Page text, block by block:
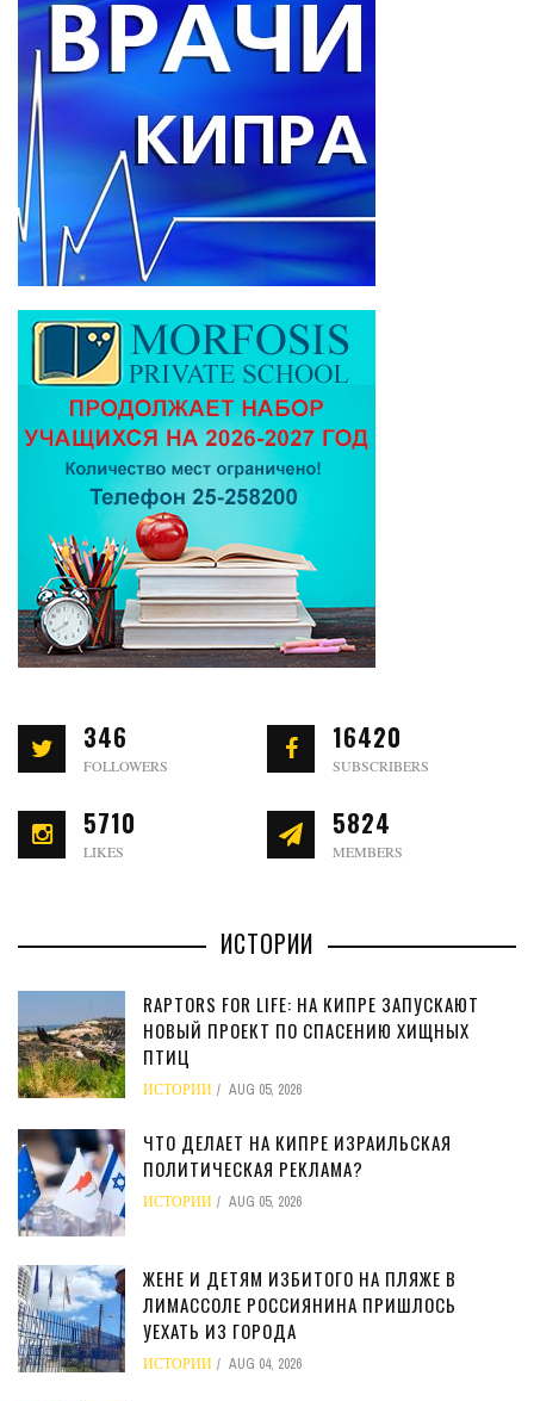
346
FOLLOWERS
16420
SUBSCRIBERS
5710
LIKES
5824
MEMBERS
ИСТОРИИ
RAPTORS FOR LIFE: НА КИПРЕ ЗАПУСКАЮТ
НОВЫЙ ПРОЕКТ ПО СПАСЕНИЮ ХИЩНЫХ
ПТИЦ
ИСТОРИИ AUG 05, 2026
ЧТО ДЕЛАЕТ НА КИПРЕ ИЗРАИЛЬСКАЯ
ПОЛИТИЧЕСКАЯ РЕКЛАМА?
ИСТОРИИ AUG 05, 2026
ЖЕНЕ И ДЕТЯМ ИЗБИТОГО НА ПЛЯЖЕ В
ЛИМАССОЛЕ РОССИЯНИНА ПРИШЛОСЬ
УЕХАТЬ ИЗ ГОРОДА
ИСТОРИИ AUG 04, 2026